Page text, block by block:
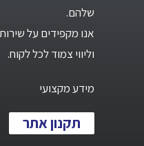
שלהם.
אנו מקפידים על
וליווי צמוד לכל לקוח.
מידע מקצועי
תקנון אתר